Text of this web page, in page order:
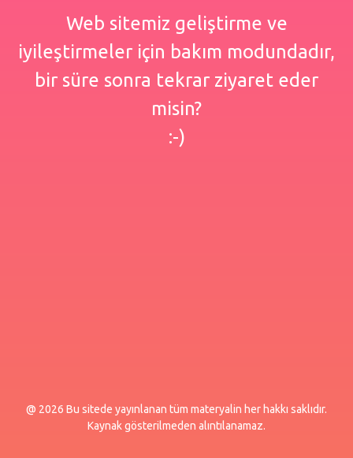
Web sitemiz geliştirme ve
iyileştirmeler için bakım modundadır,
bir süre sonra tekrar ziyaret eder
misin?
:-)
@ 2026 Bu sitede yayınlanan tüm materyalin her hakkı saklıdır.
Kaynak gösterilmeden alıntılanamaz.